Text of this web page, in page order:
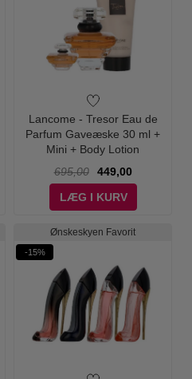
Lancome - Tresor Eau de
Parfum Gaveæske 30 ml +
Mini + Body Lotion
695,00
449,00
LÆG I KURV
Ønskeskyen Favorit
-15%